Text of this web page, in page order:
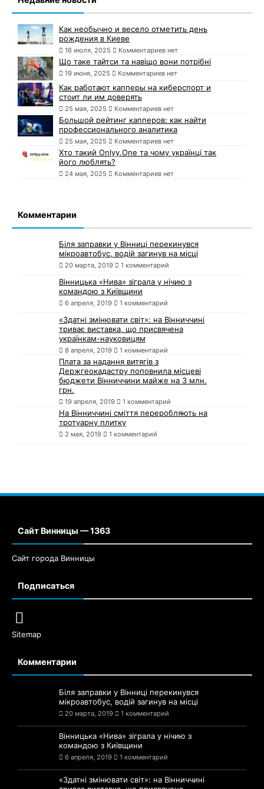
Как необычно и весело отметить день
рождения в Киеве
16 июля, 2025 Комментариев нет
Що таке тайтси та навіщо вони потрібні
19 июня, 2025 Комментариев нет
Как работают капперы на киберспорт и
стоит ли им доверять
25 мая, 2025 Комментариев нет
Большой рейтинг капперов: как найти
профессионального аналитика
25 мая, 2025 Комментариев нет
Хто такий Onlyy.One та чому українці так
його люблять?
24 мая, 2025 Комментариев нет
Комментарии
Біля заправки у Вінниці перекинувся
мікроавтобус, водій загинув на місці
20 марта, 2019 1 комментарий
командою з Київщини
6 апреля, 2019 1 комментарий
«Здатні змінювати світ»: на Вінниччині
триває виставка, що присвячена
українкам-науковицям
8 апреля, 2019 1 комментарий
Плата за надання витягів з
Держгеокадастру поповнила місцеві
бюджети Вінниччини майже на 3 млн.
грн.
19 апреля, 2019
На Вінниччині сміття переробляють на
тротуарну плитку
2 мая, 2019 1 комментарий
Сайт города Винницы
Sitemap
мікроавтобус, водій загинув на місці
20 марта, 2019 1 комментарий
Вінницька «Нива» зіграла у нічию з
командою з Київщини
6 апреля, 2019 1 комментарий
«Здатні змінювати світ»: на Вінниччині
триває виставка, що присвячена
українкам-науковицям